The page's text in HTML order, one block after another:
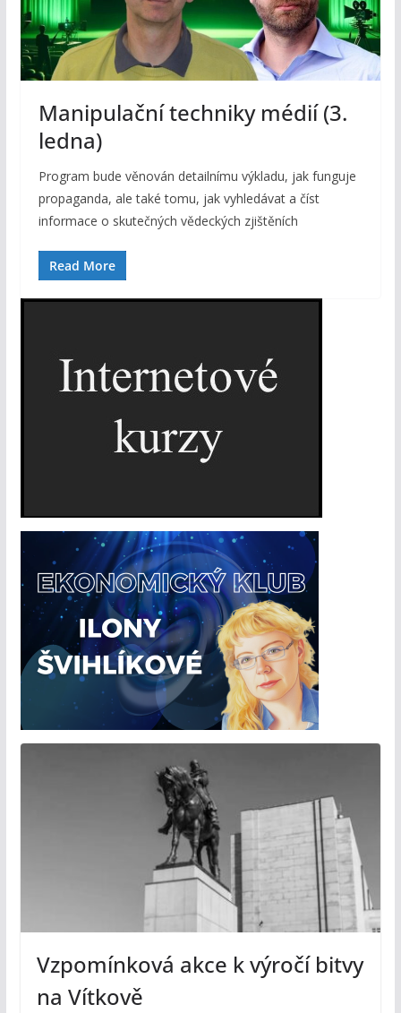
Manipulační techniky médií (3.
ledna)
Program bude věnován detailnímu výkladu, jak funguje
propaganda, ale také tomu, jak vyhledávat a číst
informace o skutečných vědeckých zjištěních
Read More
Vzpomínková akce k výročí bitvy
na Vítkově